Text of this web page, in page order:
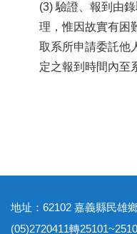
(3) 驗證、報到由
理，惟因故實有困
取系所申請委託他
定之報到時間內至
地址：62102 嘉義縣民雄
(05)2720411轉